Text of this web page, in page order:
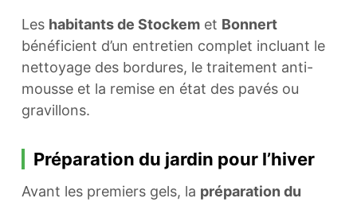
Les habitants de Stockemet Bonnert
bénéficient d’un entretien complet incluant le
nettoyage des bordures, le traitement anti-
mousse et la remise en état des pavés ou
gravillons.
Préparation du jardin pour l’hiver
Avant les premiers gels, la préparation du